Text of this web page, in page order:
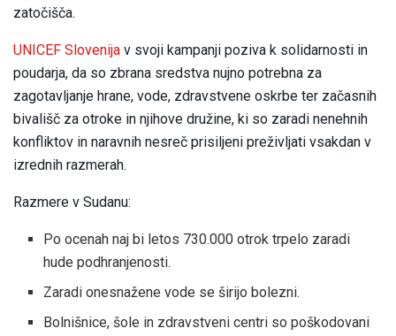
zatočišča.
UNICEF Slovenija v svoji kampanji poziva k solidarnosti in
poudarja, da so zbrana sredstva nujno potrebna za
zagotavljanje hrane, vode, zdravstvene oskrbe ter začasnih
bivališč za otroke in njihove družine, ki so zaradi nenehnih
konfliktov in naravnih nesreč prisiljeni preživljati vsakdan v
izrednih razmerah.
Razmere v Sudanu:
Po ocenah naj bi letos 730.000 otrok trpelo zaradi
hude podhranjenosti.
Zaradi onesnažene vode se širijo bolezni.
Bolnišnice, šole in zdravstveni centri so poškodovani